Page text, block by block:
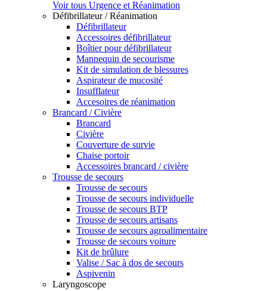
Voir tous Urgence et Réanimation
Défibrillateur / Réanimation
Défibrillateur
Accessoires défibrillateur
Boîtier pour défibrillateur
Mannequin de secourisme
Kit de simulation de blessures
Aspirateur de mucosité
Insufflateur
Accesoires de réanimation
Brancard / Civière
Brancard
Civière
Couverture de survie
Chaise portoir
Accessoires brancard / civière
Trousse de secours
Trousse de secours
Trousse de secours individuelle
Trousse de secours BTP
Trousse de secours artisans
Trousse de secours agroalimentaire
Trousse de secours voiture
Kit de brûlure
Valise / Sac à dos de secours
Aspivenin
Laryngoscope